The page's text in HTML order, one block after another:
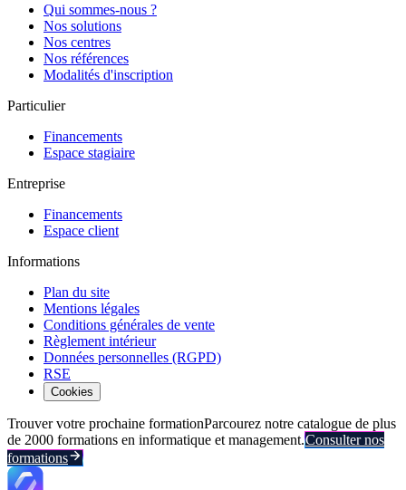
Qui sommes-nous ?
Nos solutions
Nos centres
Nos références
Modalités d'inscription
Particulier
Financements
Espace stagiaire
Entreprise
Financements
Espace client
Informations
Plan du site
Mentions légales
Conditions générales de vente
Règlement intérieur
Données personnelles (RGPD)
RSE
Cookies
Trouver votre prochaine formationParcourez notre catalogue de plus
de 2000 formations en informatique et management.Consulter nos
formations